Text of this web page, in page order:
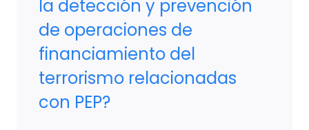
la detección y prevención
de operaciones de
financiamiento del
terrorismo relacionadas
con PEP?